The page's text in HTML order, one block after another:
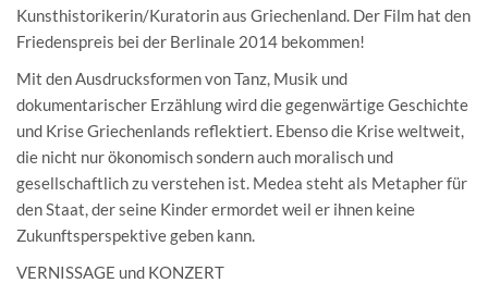
Kunsthistorikerin/Kuratorin aus Griechenland. Der Film hat den
Friedenspreis bei der Berlinale 2014 bekommen!
Mit den Ausdrucksformen von Tanz, Musik und
dokumentarischer Erzählung wird die gegenwärtige Geschichte
und Krise Griechenlands reflektiert. Ebenso die Krise weltweit,
die nicht nur ökonomisch sondern auch moralisch und
gesellschaftlich zu verstehen ist. Medea steht als Metapher für
den Staat, der seine Kinder ermordet weil er ihnen keine
Zukunftsperspektive geben kann.
VERNISSAGE und KONZERT